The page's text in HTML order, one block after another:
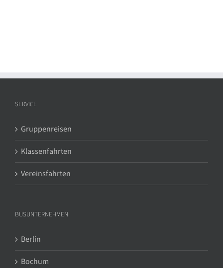
SERVICE
Gruppenreisen
Klassenfahrten
Vereinsfahrten
BUSUNTERNEHMEN
Berlin
Bochum